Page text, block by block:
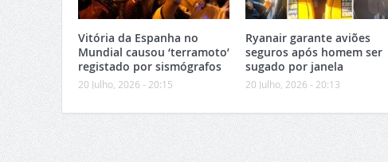
Vitória da Espanha no
Mundial causou ‘terramoto’
registado por sismógrafos
20 Julho, 2026 - 20:15
Ryanair garante aviões
seguros após homem ser
sugado por janela
20 Julho, 2026 - 20:13